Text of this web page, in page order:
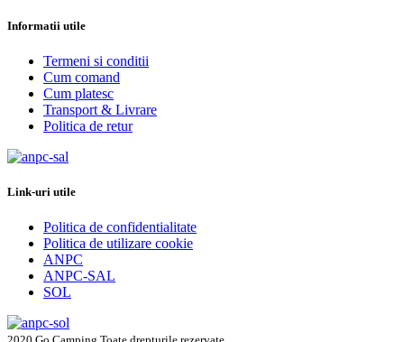
Informatii utile
Termeni si conditii
Cum comand
Cum platesc
Transport & Livrare
Politica de retur
Link-uri utile
Politica de confidentialitate
Politica de utilizare cookie
ANPC
ANPC-SAL
SOL